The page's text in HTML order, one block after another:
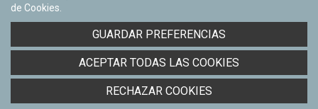
Facebook
Twitter
Youtube
Flickr
Política de privacidad y Aviso legal
Derecho de acceso a información pública
de Cookies.
GUARDAR PREFERENCIAS
ACEPTAR TODAS LAS COOKIES
RECHAZAR COOKIES